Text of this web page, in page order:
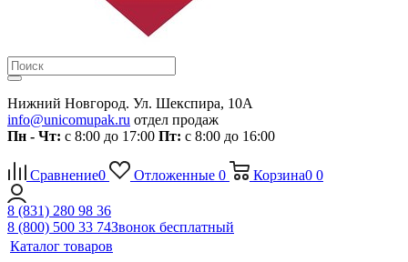
Нижний Новгород. Ул. Шекспира, 10А
info@unicomupak.ru отдел продаж
Пн - Чт: с 8:00 до 17:00 Пт: с 8:00 до 16:00
Сравнение0 Отложенные 0 Корзина0 0
8 (831) 280 98 36
8 (800) 500 33 74Звонок бесплатный
Каталог товаров